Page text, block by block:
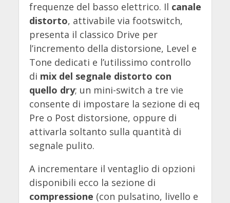
frequenze del basso elettrico. Il canale
distorto, attivabile via footswitch,
presenta il classico Drive per
l’incremento della distorsione, Level e
Tone dedicati e l’utilissimo controllo
di mix del segnale distorto con
quello dry; un mini-switch a tre vie
consente di impostare la sezione di eq
Pre o Post distorsione, oppure di
attivarla soltanto sulla quantità di
segnale pulito.
A incrementare il ventaglio di opzioni
disponibili ecco la sezione di
compressione (con pulsatino, livello e